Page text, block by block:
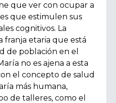
que ver con ocupar a
que estimulen sus
cognitivos. La
franja etaria que está
de población en el
no es ajena a esta
el concepto de salud
más humana,
de talleres, como el